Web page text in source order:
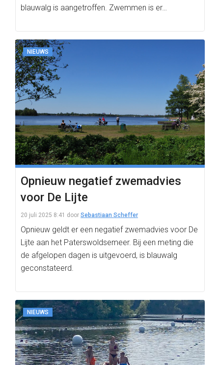
blauwalg is aangetroffen. Zwemmen is er…
NIEUWS
Opnieuw negatief zwemadvies
voor De Lijte
20 juli 2025 8:41 door Sebastiaan Scheffer
Opnieuw geldt er een negatief zwemadvies voor De
Lijte aan het Paterswoldsemeer. Bij een meting die
de afgelopen dagen is uitgevoerd, is blauwalg
geconstateerd.
NIEUWS